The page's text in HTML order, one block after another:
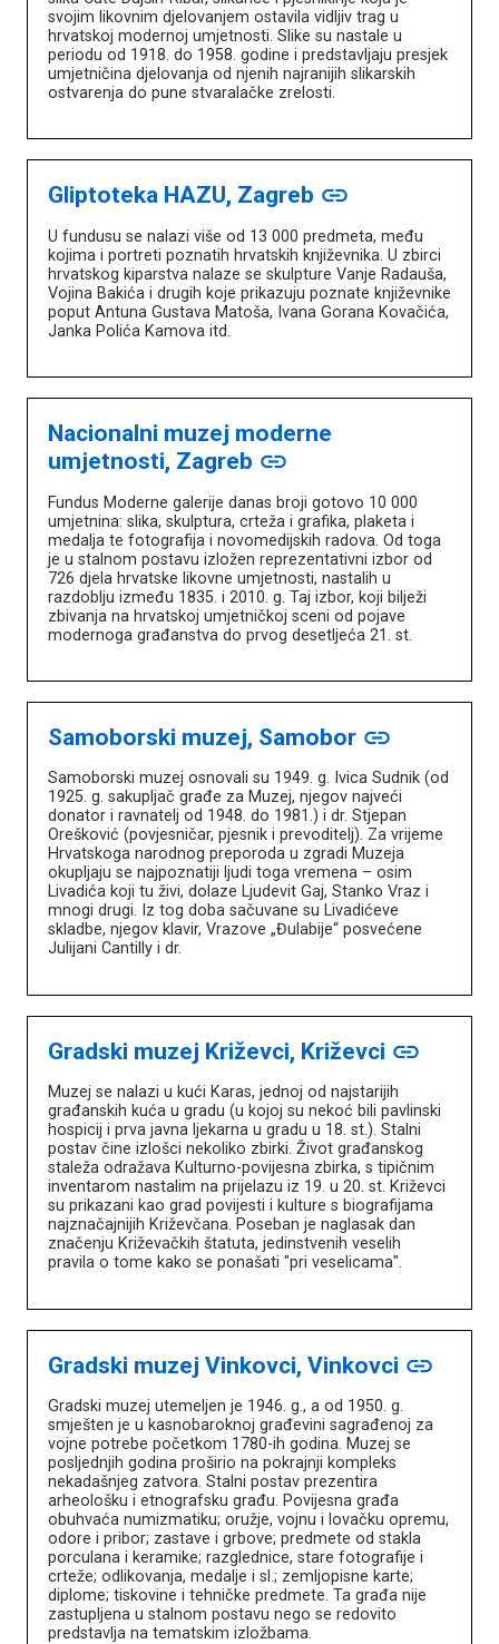
svojim likovnim djelovanjem ostavila vidljiv trag u
hrvatskoj modernoj umjetnosti. Slike su nastale u
periodu od 1918. do 1958. godine i predstavljaju presjek
umjetničina djelovanja od njenih najranijih slikarskih
ostvarenja do pune stvaralačke zrelosti.
Gliptoteka HAZU, Zagreb link
U fundusu se nalazi više od 13 000 predmeta, među
kojima i portreti poznatih hrvatskih književnika. U zbirci
hrvatskog kiparstva nalaze se skulpture Vanje Radauša,
Vojina Bakića i drugih koje prikazuju poznate književnike
poput Antuna Gustava Matoša, Ivana Gorana Kovačića,
Janka Polića Kamova itd.
Nacionalni muzej moderne
umjetnosti, Zagreb link
Fundus Moderne galerije danas broji gotovo 10 000
umjetnina: slika, skulptura, crteža i grafika, plaketa i
medalja te fotografija i novomedijskih radova. Od toga
je u stalnom postavu izložen reprezentativni izbor od
726 djela hrvatske likovne umjetnosti, nastalih u
razdoblju između 1835. i 2010. g. Taj izbor, koji bilježi
zbivanja na hrvatskoj umjetničkoj sceni od pojave
modernoga građanstva do prvog desetljeća 21. st.
Samoborski muzej, Samobor link
Samoborski muzej osnovali su 1949. g. Ivica Sudnik (od
1925. g. sakupljač građe za Muzej, njegov najveći
donator i ravnatelj od 1948. do 1981.) i dr. Stjepan
Orešković (povjesničar, pjesnik i prevoditelj). Za vrijeme
Hrvatskoga narodnog preporoda u zgradi Muzeja
okupljaju se najpoznatiji ljudi toga vremena – osim
Livadića koji tu živi, dolaze Ljudevit Gaj, Stanko Vraz i
mnogi drugi. Iz tog doba sačuvane su Livadićeve
skladbe, njegov klavir, Vrazove „Đulabije“ posvećene
Julijani Cantilly i dr.
Gradski muzej Križevci, Križevci link
Muzej se nalazi u kući Karas, jednoj od najstarijih
građanskih kuća u gradu (u kojoj su nekoć bili pavlinski
hospicij i prva javna ljekarna u gradu u 18. st.). Stalni
postav čine izlošci nekoliko zbirki. Život građanskog
staleža odražava Kulturno-povijesna zbirka, s tipičnim
inventarom nastalim na prijelazu iz 19. u 20. st. Križevci
su prikazani kao grad povijesti i kulture s biografijama
najznačajnijih Križevčana. Poseban je naglasak dan
značenju Križevačkih štatuta, jedinstvenih veselih
pravila o tome kako se ponašati "pri veselicama".
Gradski muzej Vinkovci, Vinkovci link
Gradski muzej utemeljen je 1946. g., a od 1950. g.
smješten je u kasnobaroknoj građevini sagrađenoj za
vojne potrebe početkom 1780-ih godina. Muzej se
posljednjih godina proširio na pokrajnji kompleks
nekadašnjeg zatvora. Stalni postav prezentira
arheološku i etnografsku građu. Povijesna građa
obuhvaća numizmatiku; oružje, vojnu i lovačku opremu,
odore i pribor; zastave i grbove; predmete od stakla
porculana i keramike; razglednice, stare fotografije i
crteže; odlikovanja, medalje i sl.; zemljopisne karte;
diplome; tiskovine i tehničke predmete. Ta građa nije
zastupljena u stalnom postavu nego se redovito
predstavlja na tematskim izložbama.